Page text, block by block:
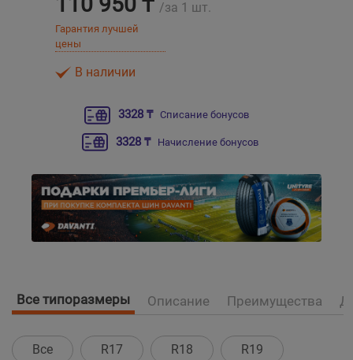
/за 1 шт.
Гарантия лучшей
цены
В наличии
3328 ₸ Списание бонусов
3328 ₸ Начисление бонусов
Все типоразмеры Описание Преимущества
Все R17 R18
R19